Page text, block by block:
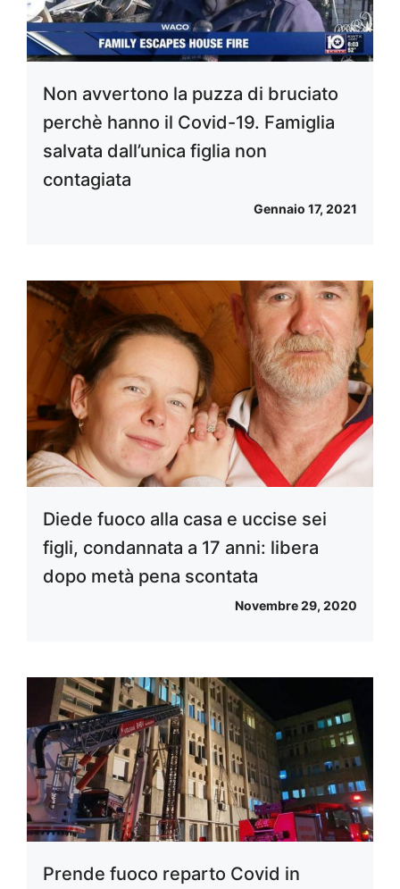
Non avvertono la puzza di bruciato
perchè hanno il Covid-19. Famiglia
salvata dall’unica figlia non
contagiata
Gennaio 17, 2021
Diede fuoco alla casa e uccise sei
figli, condannata a 17 anni: libera
dopo metà pena scontata
Novembre 29, 2020
Prende fuoco reparto Covid in